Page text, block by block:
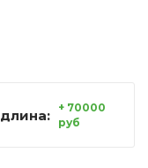
длина:
+ 70000
руб